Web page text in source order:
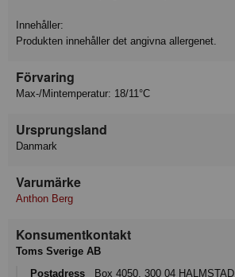
Innehåller:
Produkten innehåller det angivna allergenet.
Förvaring
Max-/Mintemperatur: 18/11°C
Ursprungsland
Danmark
Varumärke
Anthon Berg
Konsumentkontakt
Toms Sverige AB
Postadress
Box 4050, 300 04 HALMSTAD